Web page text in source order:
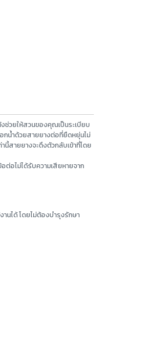
ช่วยให้สวนของคุณเป็นระเบียบ
กน้ำด้วยสายยางต่อที่ยืดหยุ่นไม่
นี้สายยางจะดึงตัวกลับเข้าที่โดย
ต่อไม่ได้รับความเสียหายจาก
นได้ โดยไม่ต้องบำรุงรักษา